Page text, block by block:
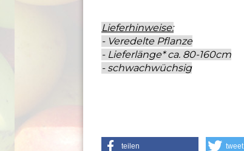
Lieferhinweise:
- Veredelte Pflanze
- Lieferlänge* ca. 80-160cm
- schwachwüchsig
teilen tweet